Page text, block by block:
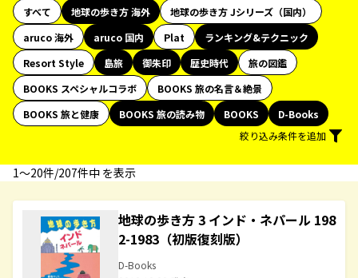
すべて 地球の歩き方 海外
地球の歩き方 Jシリーズ（国内）
aruco 海外
aruco 国内 Plat
ランキング&テクニック
Resort Style
島旅 御朱印 歴史時代
旅の図鑑
BOOKS スペシャルコラボ
BOOKS 旅の名言＆絶景
BOOKS 旅と健康
BOOKS 旅の読み物 BOOKS
D-Books
絞り込み条件を追加
1〜20件/207件中 を表示
地球の歩き方 3 インド・ネパール 198
2-1983（初版復刻版）
D-Books